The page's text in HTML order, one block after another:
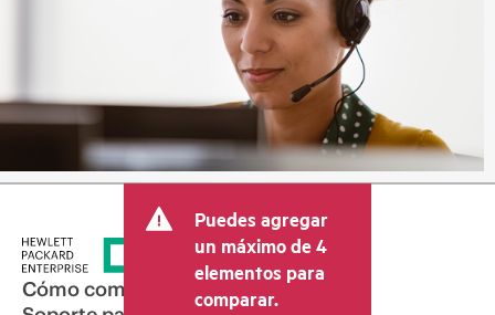
Puedes agregar
un máximo de 4
elementos para
comparar.
Cómo comprar